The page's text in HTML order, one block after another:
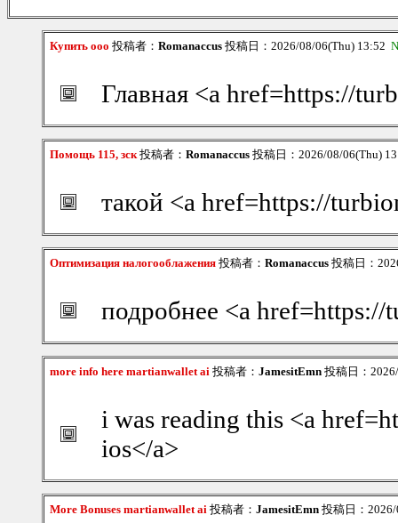
Купить ооо 投稿者： Romanaccus 投稿日：2026/08/06(Thu) 13:52
Главная <a href=https://
Помощь 115, зск投稿者： Romanaccus 投稿日：2026/08/06(Thu)
такой <a href=https://
Оптимизация налогооблажения 投稿者： Romanaccus 投稿日：
подробнее <a
more info here martianwallet ai 投稿者： JamesitEmn 投稿日：
i was reading this <a
ios</a>
More Bonuses martianwallet ai 投稿者： JamesitEmn 投稿日：